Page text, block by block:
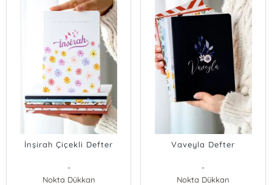
İnşirah Çiçekli Defter
-
Nokta Dükkan
Vaveyla Defter
-
Nokta Dükkan